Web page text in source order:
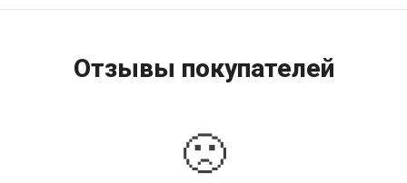
Отзывы покупателей
🙁